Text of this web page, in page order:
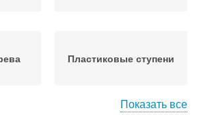
Пластиковые ступени
Показать все